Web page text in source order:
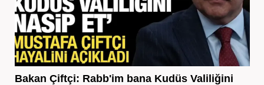
Bakan Çiftçi: Rabb'im bana Kudüs Valiliğini